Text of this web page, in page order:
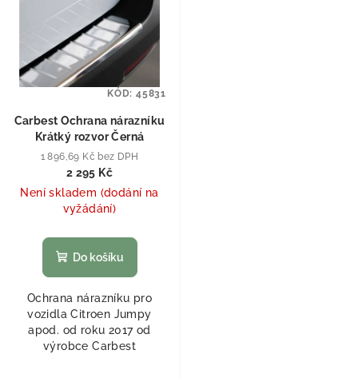
Carbest Ochrana nárazníku
Krátký rozvor Černá
1 896,69 Kč bez DPH
2 295 Kč
Není skladem (dodání na
vyžádání)
Do košíku
Ochrana nárazníku pro
vozidla Citroen Jumpy
apod. od roku 2017 od
výrobce Carbest
KÓD: 45831